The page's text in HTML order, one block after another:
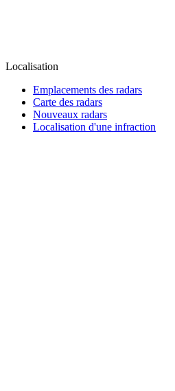
Localisation
Emplacements des radars
Carte des radars
Nouveaux radars
Localisation d'une infraction